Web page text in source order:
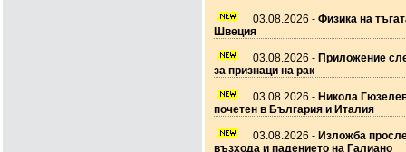
03.08.2026 - Физика на
Швеция
03.08.2026 - Приложение
за признаци на рак
03.08.2026 - Никола
почетен в България и Италия
03.08.2026 - Изложба
възхода и падението на Галиано